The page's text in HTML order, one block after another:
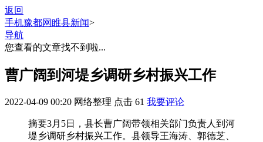
返回
手机豫都网睢县新闻>
导航
您查看的文章找不到啦...
曹广阔到河堤乡调研乡村振兴工作
2022-04-09 00:20 网络整理 点击 61 我要评论
摘要3月5日，县长曹广阔带领相关部门负责人到河
堤乡调研乡村振兴工作。县领导王海涛、郭德芝、